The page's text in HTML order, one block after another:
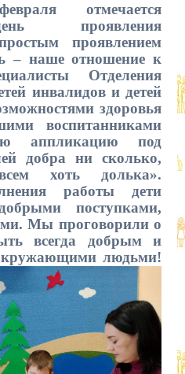
отмечается
проявления
проявлением
– наше отношение к
Отделения
инвалидов и детей
здоровья
воспитанниками
аппликацию под
добра ни сколько,
хоть долька».
работы дети
поступками,
Мы проговорили о
всегда добрым и
людьми!